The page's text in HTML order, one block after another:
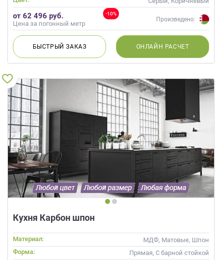
-10%
от 62 496 руб.
Цена за погонный метр
Произведено:
БЫСТРЫЙЗАКАЗ ОНЛАЙН РАСЧЕТ
Кухня Карбон шпон
Материал:
МДФ, Матовые, Шпон
Форма:
Прямая, С барной стойкой